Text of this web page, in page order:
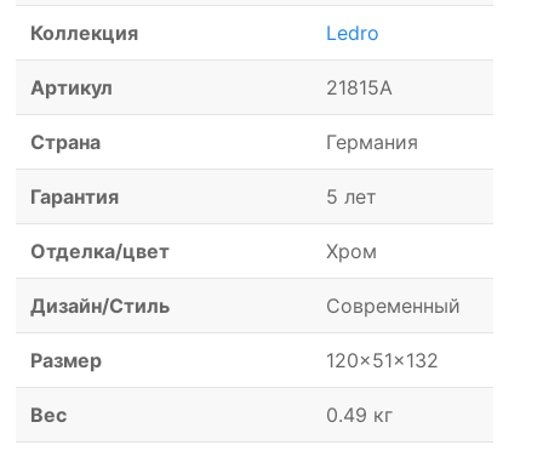
Коллекция Ledro
Артикул 21815A
Страна Германия
Гарантия 5 лет
Отделка/цвет Хром
Дизайн/Стиль Современный
Размер 120x51x132
Вес 0.49 кг